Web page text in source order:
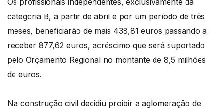
Os profissionais independentes, exclusivamente da
categoria B, a partir de abril e por um período de três
meses, beneficiarão de mais 438,81 euros passando a
receber 877,62 euros, acréscimo que será suportado
pelo Orçamento Regional no montante de 8,5 milhões
de euros.
Na construção civil decidiu proibir a aglomeração de